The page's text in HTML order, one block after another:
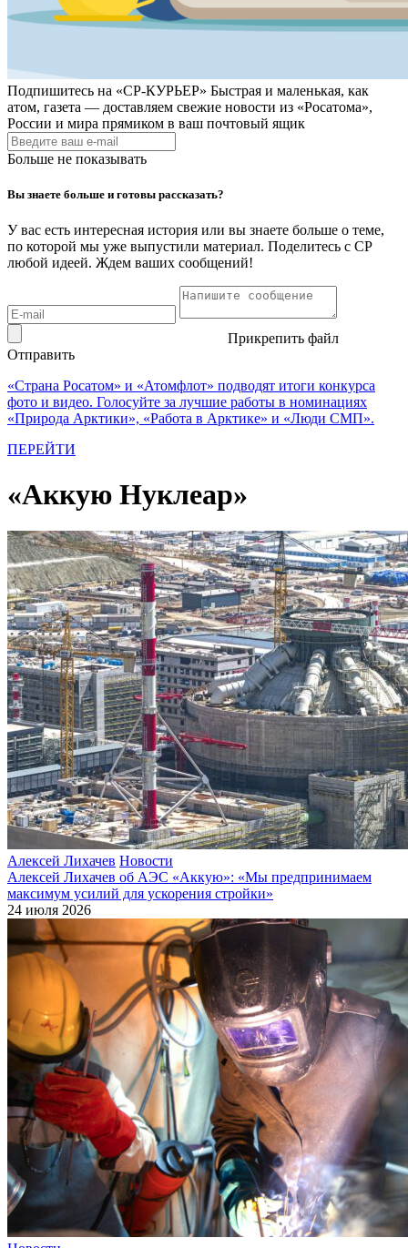
Подпишитесь на «СР-КУРЬЕР» Быстрая и маленькая, как
атом, газета — доставляем свежие новости из «Росатома»,
России и мира прямиком в ваш почтовый ящик
Больше не показывать
Вы знаете больше и готовы рассказать?
У вас есть интересная история или вы знаете больше о теме,
по которой мы уже выпустили материал. Поделитесь с СР
любой идеей. Ждем ваших сообщений!
Прикрепить файл
Отправить
«Страна Росатом» и «Атомфлот» подводят итоги конкурса
фото и видео. Голосуйте за лучшие работы в номинациях
«Природа Арктики», «Работа в Арктике» и «Люди СМП».
ПЕРЕЙТИ
«Аккую Нуклеар»
Алексей Лихачев Новости
Алексей Лихачев об АЭС «Аккую»: «Мы предпринимаем
максимум усилий для ускорения стройки»
24 июля 2026